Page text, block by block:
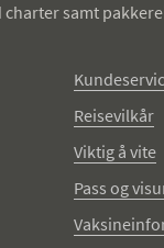
charter samt
Reisevilkår
Viktig å vite
Pass og